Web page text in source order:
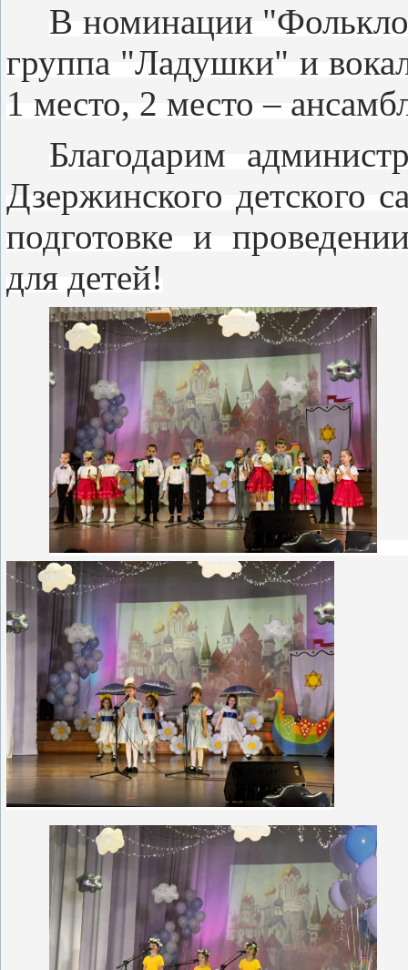
В номинации
группа "Ладушки" и
1 место, 2 место –
Благодарим
Дзержинского детского
подготовке и
для детей!